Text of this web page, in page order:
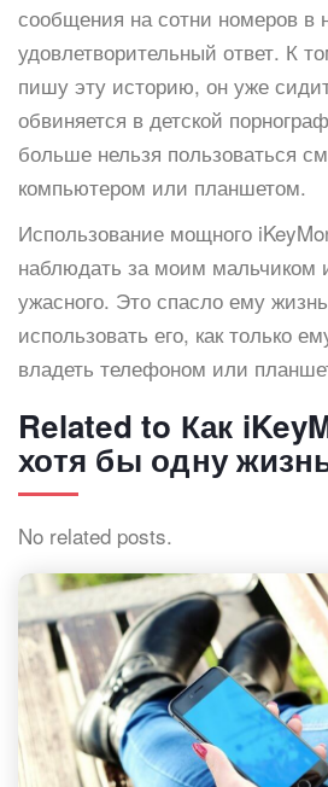
сообщения на сотни номеров в
удовлетворительный ответ. К
пишу эту историю, он уже
обвиняется в детской
больше нельзя пользоваться
компьютером или планшетом.
Использование мощного
наблюдать за моим мальчиком
ужасного. Это спасло ему
использовать его, как только
владеть телефоном или
Related to Как
хотя бы одну
No related posts.